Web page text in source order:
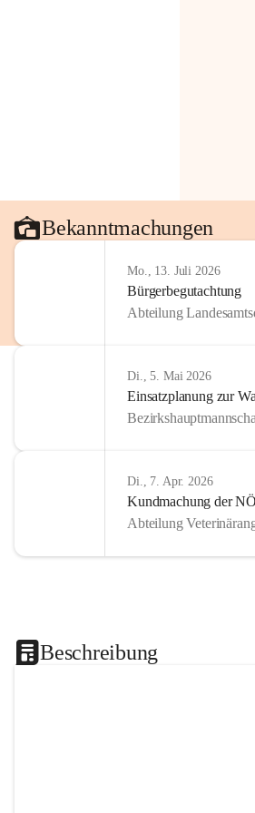
Bekanntmachungen
Mo., 13. Juli 2026
Bürgerbegutachtung
Abteilung
Di., 5. Mai 2026
Einsatzplanung zur
Di., 7. Apr. 2026
Kundmachung der
Abteilung
Beschreibung